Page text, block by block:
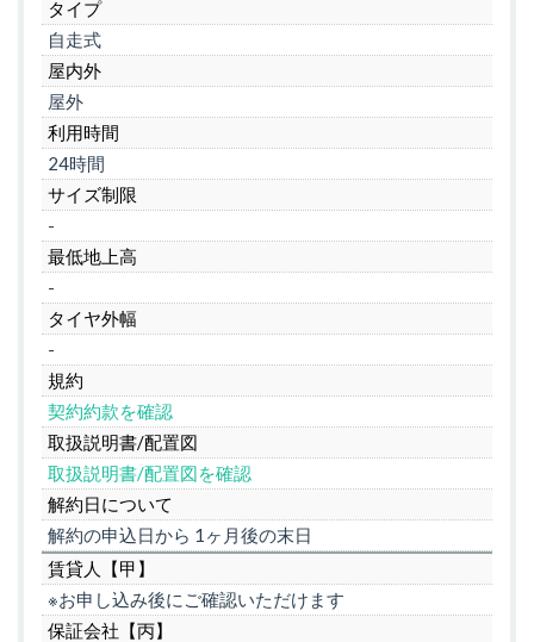
タイプ
自走式
屋内外
屋外
利用時間
24時間
サイズ制限
-
最低地上高
-
タイヤ外幅
-
規約
契約約款を確認
取扱説明書/配置図
取扱説明書/配置図を確認
解約日について
解約の申込日から 1ヶ月後の末日
賃貸人【甲】
※お申し込み後にご確認いただけます
保証会社【丙】